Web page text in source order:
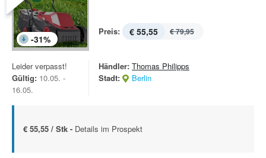
-31%
Preis: € 55,55 € 79,95
Leider verpasst!
Gültig: 10.05. -
16.05.
Händler: Thomas Philipps
Stadt:
Berlin
€ 55,55 / Stk - Details im Prospekt